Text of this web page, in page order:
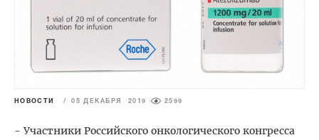
НОВОСТИ / 05 ДЕКАБРЯ 2019 2599
- Участники Российского онкологического конгресса